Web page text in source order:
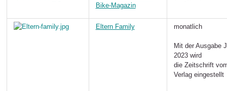
Bike-Magazin
Eltern Family monatlich
Mit der Ausgabe
2023 wird
die Zeitschrift
Verlag eingestellt